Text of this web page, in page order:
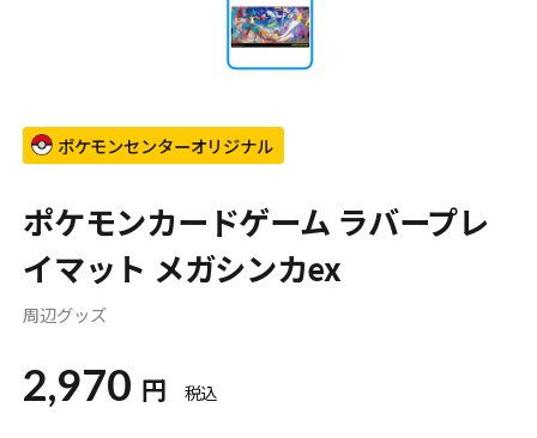
ポケモンセンターオリジナル
ポケモンカードゲーム ラバープレ
イマット メガシンカex
周辺グッズ
2,970 円 税込